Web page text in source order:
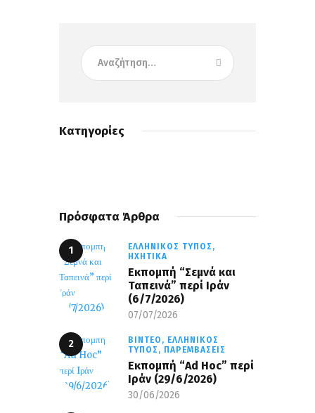
Κατηγορίες
Πρόσφατα Άρθρα
ΕΛΛΗΝΙΚΌΣ ΤΎΠΟΣ,
ΗΧΗΤΙΚΆ
Εκπομπή “Σεμνά και
Ταπεινά” περί Ιράν
(6/7/2026)
07/07/2026
ΒΊΝΤΕΟ, ΕΛΛΗΝΙΚΌΣ
ΤΎΠΟΣ, ΠΑΡΕΜΒΆΣΕΙΣ
Εκπομπή “Ad Hoc” περί
Iράν (29/6/2026)
30/06/2026